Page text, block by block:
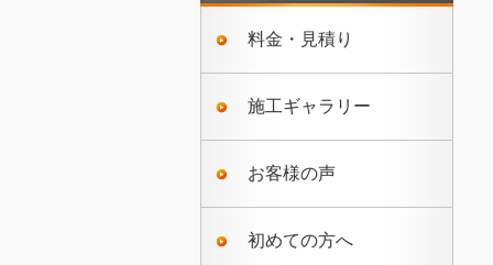
料金・見積り
施工ギャラリー
お客様の声
初めての方へ